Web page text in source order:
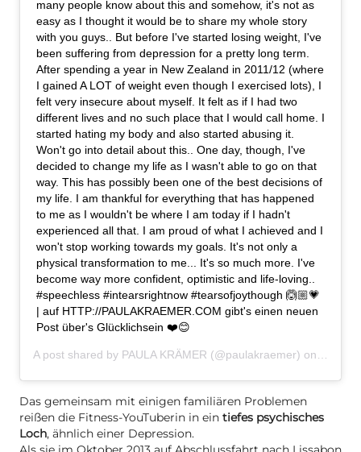
many people know about this and somehow, it's not as
easy as I thought it would be to share my whole story
with you guys.. But before I've started losing weight, I've
been suffering from depression for a pretty long term.
After spending a year in New Zealand in 2011/12 (where
I gained A LOT of weight even though I exercised lots), I
felt very insecure about myself. It felt as if I had two
different lives and no such place that I would call home. I
started hating my body and also started abusing it.
Won't go into detail about this.. One day, though, I've
decided to change my life as I wasn't able to go on that
way. This has possibly been one of the best decisions of
my life. I am thankful for everything that has happened
to me as I wouldn't be where I am today if I hadn't
experienced all that. I am proud of what I achieved and I
won't stop working towards my goals. It's not only a
physical transformation to me... It's so much more. I've
become way more confident, optimistic and life-loving..
#speechless #intearsrightnow #tearsofjoythough 🙆🏼💗
| auf HTTP://PAULAKRAEMER.COM gibt's einen neuen
Post über's Glücklichsein ❤️😊
A post shared by PAULA KRÄMER (@paulakraemer) on
Das gemeinsam mit einigen familiären Problemen
reißen die Fitness-YouTuberin in ein tiefes psychisches
Loch, ähnlich einer Depression.